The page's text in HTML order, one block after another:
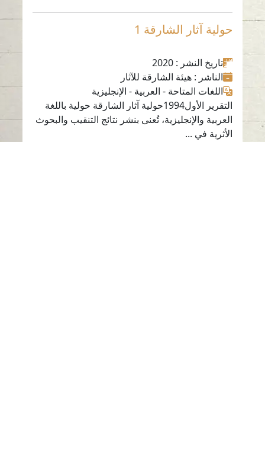
حولية آثار الشارقة 1
تاريخ النشر: 2020
الناشر: هيئة الشارقة للآثار
اللغات المتاحة- العربية- الإنجليزية
التقرير الأول1994حولية آثار الشارقة حولية باللغة
العربية والإنجليزية، تُعنى بنشر نتائج التنقيب والبحوث
الأثرية في ...